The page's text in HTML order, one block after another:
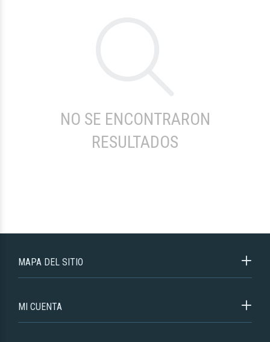
NO SE ENCONTRARON
RESULTADOS
MAPA DEL SITIO
MI CUENTA